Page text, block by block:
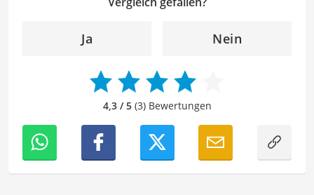
Kohärenz, logische Schlüssigkeit und stilistische Qualität
meinem Hintergrund im Bereich Sport und meiner Liebe
zur geschriebenen Sprache trage ich dazu bei, dass
unsere Vergleiche ansprechend, verständlich sowie
Ja Nein
4,3 / 5(3) Bewertungen